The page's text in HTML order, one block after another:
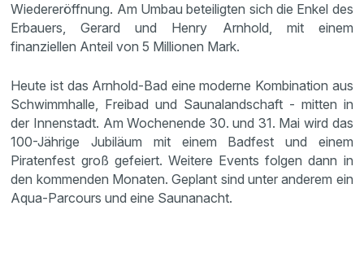
Wiedereröffnung. Am Umbau beteiligten sich die Enkel des
Erbauers, Gerard und Henry Arnhold, mit einem
finanziellen Anteil von 5 Millionen Mark.
Heute ist das Arnhold-Bad eine moderne Kombination aus
Schwimmhalle, Freibad und Saunalandschaft - mitten in
der Innenstadt. Am Wochenende 30. und 31. Mai wird das
100-Jährige Jubiläum mit einem Badfest und einem
Piratenfest groß gefeiert. Weitere Events folgen dann in
den kommenden Monaten. Geplant sind unter anderem ein
Aqua-Parcours und eine Saunanacht.